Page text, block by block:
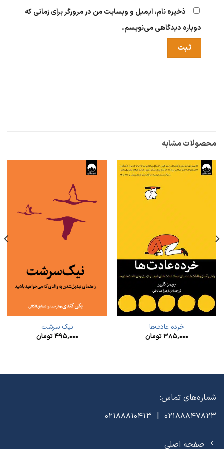
ذخیره نام، ایمیل و وبسایت من در مرورگر برای زمانی که
دوباره دیدگاهی می‌نویسم.
محصولات مشابه
خرده عادت‌ها
۳۸۵,۰۰۰تومان
نیک سرشت
۴۹۵,۰۰۰تومان
شماره‌های تماس:
02188847823 | 02188810413
صفحه اصلی